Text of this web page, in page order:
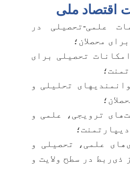
اقتصاد ملی
علمی-تحصیلی در
محصلان؛
تحصیلی برای
تحلیلی و
ترویجی، علمی و
علمی، تحصیلی و
ذی‌ربط در سطح ولایت و